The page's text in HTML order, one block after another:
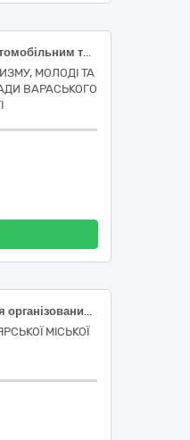
Послуги з обслуговування автомобільним транспортом
МОЛОДІ ТА
ВАРАСЬКОГО
Надання послуг з перевезення організованих дитячих груп до місць відпочинку та оздоровлення в межах території України
МІСЬКОЇ